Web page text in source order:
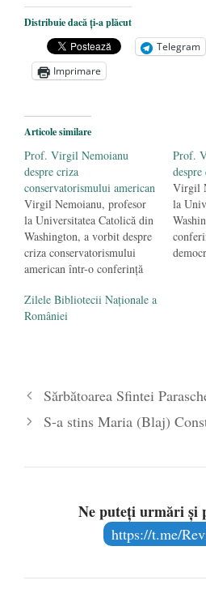
Ceva despre pandemie
O carte despre
persoană ce trebuie
2019
împlinește 140 de ani
septembrie 2019
Distribuie dacă ți-a plăcut
Telegram
Imprimare
Articole similare
Prof. Virgil Nemoianu
despre criza
conservatorismului american
Virgil Nemoianu, profesor
la Universitatea Catolică din
Washington, a vorbit despre
criza conservatorismului
american într-o conferinţă
de Studii Populare. Prof.
Nemoianu crede că efectele
„Dispariţia” SUA din
politica mondială ar lăsa…
Prof.
Virgil
la
Zilele Bibliotecii Naționale a
României
Sărbătoarea Sfintei
S-a stins Maria (Blaj)
Ne puteți urmări și
https://t.me/